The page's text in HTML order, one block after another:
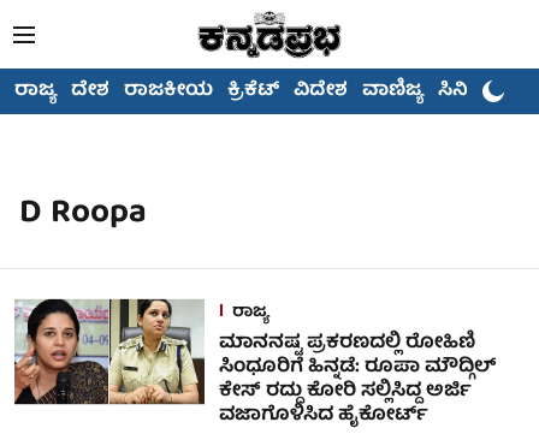
ರಾಜ್ಯ ದೇಶ ರಾಜಕೀಯ ಕ್ರಿಕೆಟ್ ವಿದೇಶ ವಾಣಿಜ್ಯ ಸಿನಿಮಾ
D Roopa
ರಾಜ್ಯ
ಮಾನನಷ್ಟ ಪ್ರಕರಣದಲ್ಲಿ ರೋಹಿಣಿ
ಸಿಂಧೂರಿಗೆ ಹಿನ್ನಡೆ: ರೂಪಾ ಮೌದ್ಗಿಲ್‌
ಕೇಸ್ ರದ್ದು ಕೋರಿ ಸಲ್ಲಿಸಿದ್ದ ಅರ್ಜಿ
ವಜಾಗೊಳಿಸಿದ ಹೈಕೋರ್ಟ್